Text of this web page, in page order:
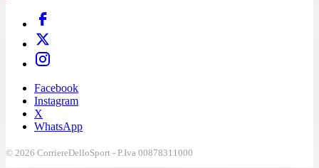
Facebook
Instagram
X
WhatsApp
© 2026 CorriereDelloSport - P.Iva 00878311000